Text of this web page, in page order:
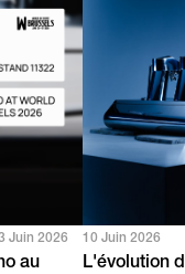
Juin 2026
au
10 Juin 2026
L'évolution